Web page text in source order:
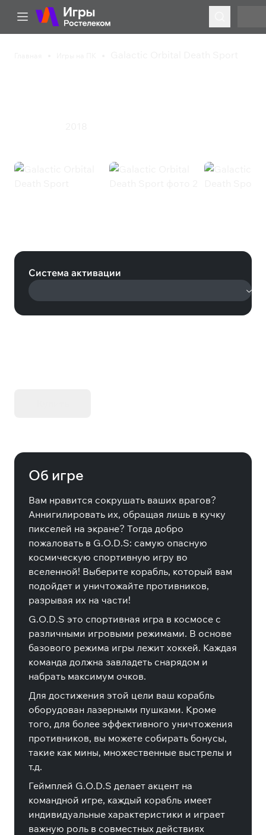
Система активации
Об игре
Вам нравится сокрушать ваших врагов?
Аннигилировать их, обращая лишь в кучку
пикселей на экране? Тогда добро
пожаловать в G.O.D.S: самую опасную
космическую спортивную игру во
вселенной! Выберите корабль, который вам
подойдет и уничтожайте противников,
разрывая их на части!
G.O.D.S это спортивная игра в космосе с
различными игровыми режимами. В основе
базового режима игры лежит хоккей. Каждая
команда должна завладеть снарядом и
набрать максимум очков.
Для достижения этой цели ваш корабль
оборудован лазерными пушками. Кроме
того, для более эффективного уничтожения
противников, вы можете собирать бонусы,
такие как мины, множественные выстрелы и
т.д.
Геймплей G.O.D.S делает акцент на
командной игре, каждый корабль имеет
индивидуальные характеристики и играет
важную роль в совместных действиях